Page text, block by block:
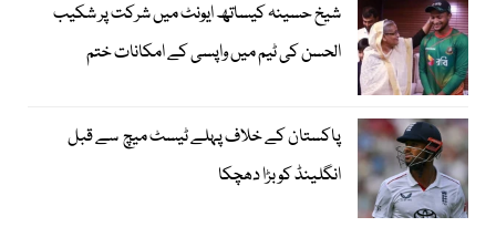
شیخ حسینہ کیساتھ ایونٹ میں شرکت پر شکیب
الحسن کی ٹیم میں واپسی کے امکانات ختم
پاکستان کے خلاف پہلے ٹیسٹ میچ سے قبل
انگلینڈ کو بڑا دھچکا